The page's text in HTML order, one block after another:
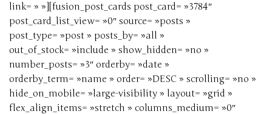
link= » »][fusion_post_cards post_card= »3784″
post_card_list_view= »0″ source= »posts »
post_type= »post » posts_by= »all »
out_of_stock= »include » show_hidden= »no »
number_posts= »3″ orderby= »date »
orderby_term= »name » order= »DESC » scrolling= »no »
hide_on_mobile= »large-visibility » layout= »grid »
flex_align_items= »stretch » columns_medium= »0″